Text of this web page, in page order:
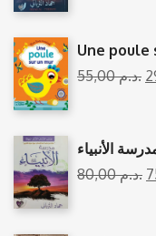
Une poule
55,00
د.م.
الأنبياء
80,00
د.م.